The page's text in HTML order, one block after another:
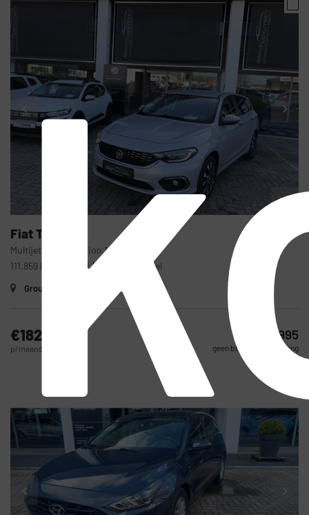
38
FiatTipo
Multijet Mirror Edition 1.6cc 120pk
111.859 km
Diesel Manueel
Group Pashuysen Occasiecenter
€182
p/maand
€9.995
geen btw van toepassing